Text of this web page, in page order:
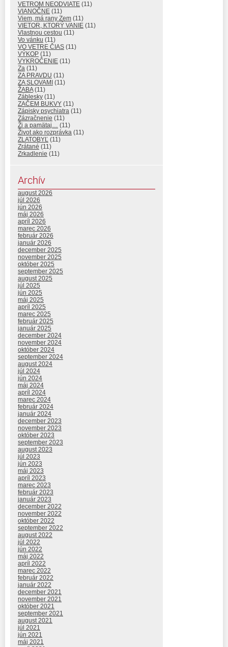
VETROM NEODVIATE (11)
VIANOČNE (11)
Viem, má rany Zem (11)
VIETOR, KTORÝ VANIE (11)
Vlastnou cestou (11)
Vo vánku (11)
VO VETRE ČIAS (11)
VÝKOP (11)
VYKROČENIE (11)
Za (11)
ZA PRAVDU (11)
ZA SLOVAMI (11)
ŽABA(11)
Záblesky (11)
ZAČEM BUKVY (11)
Zápisky psychiatra (11)
Zázračnenie (11)
Ži a pamätaj… (11)
Život ako rozprávka (11)
ZLATOBYĽ (11)
Zrátané (11)
Zrkadlenie (11)
Archív
august 2026
júl 2026
jún 2026
máj 2026
apríl 2026
marec 2026
február 2026
január 2026
december 2025
november 2025
október 2025
september 2025
august 2025
júl 2025
jún 2025
máj 2025
apríl 2025
marec 2025
február 2025
január 2025
december 2024
november 2024
október 2024
september 2024
august 2024
júl 2024
jún 2024
máj 2024
apríl 2024
marec 2024
február 2024
január 2024
december 2023
november 2023
október 2023
september 2023
august 2023
júl 2023
jún 2023
máj 2023
apríl 2023
marec 2023
február 2023
január 2023
december 2022
november 2022
október 2022
september 2022
august 2022
júl 2022
jún 2022
máj 2022
apríl 2022
marec 2022
február 2022
január 2022
december 2021
november 2021
október 2021
september 2021
august 2021
júl 2021
jún 2021
máj 2021